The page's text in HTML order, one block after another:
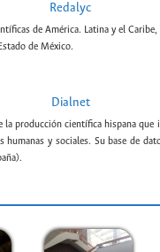
Redalyc
de América. Latina y el
de México.
Dialnet
la producción científica hispana que
humanas y sociales. Su base de